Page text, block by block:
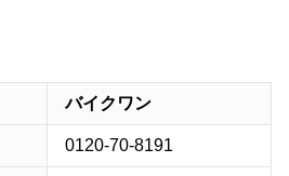
バイクワン
0120-70-8191